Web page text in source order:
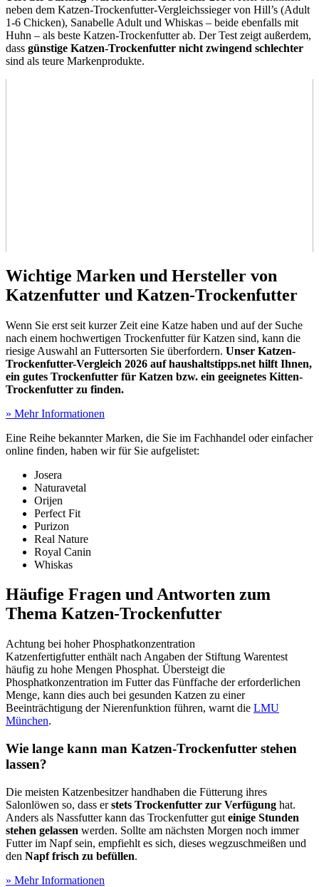
neben dem Katzen-Trockenfutter-Vergleichssieger von Hill’s (Adult
1-6 Chicken), Sanabelle Adult und Whiskas – beide ebenfalls mit
Huhn – als beste Katzen-Trockenfutter ab. Der Test zeigt außerdem,
dass günstige Katzen-Trockenfutter nicht zwingend schlechter
sind als teure Markenprodukte.
Wichtige Marken und Hersteller von
Katzenfutter und Katzen-Trockenfutter
Wenn Sie erst seit kurzer Zeit eine Katze haben und auf der Suche
nach einem hochwertigen Trockenfutter für Katzen sind, kann die
riesige Auswahl an Futtersorten Sie überfordern. Unser Katzen-
Trockenfutter-Vergleich 2026 auf haushaltstipps.net hilft Ihnen,
ein gutes Trockenfutter für Katzen bzw. ein geeignetes Kitten-
Trockenfutter zu finden.
» Mehr Informationen
Eine Reihe bekannter Marken, die Sie im Fachhandel oder einfacher
online finden, haben wir für Sie aufgelistet:
Josera
Naturavetal
Orijen
Perfect Fit
Purizon
Real Nature
Royal Canin
Whiskas
Häufige Fragen und Antworten zum
Thema Katzen-Trockenfutter
Achtung bei hoher Phosphatkonzentration
Katzenfertigfutter enthält nach Angaben der Stiftung Warentest
häufig zu hohe Mengen Phosphat. Übersteigt die
Phosphatkonzentration im Futter das Fünffache der erforderlichen
Menge, kann dies auch bei gesunden Katzen zu einer
Beeinträchtigung der Nierenfunktion führen, warnt die LMU
München.
Wie lange kann man Katzen-Trockenfutter stehen
lassen?
Die meisten Katzenbesitzer handhaben die Fütterung ihres
Salonlöwen so, dass erstets Trockenfutter zur Verfügung hat.
Anders als Nassfutter kann das Trockenfutter gut einige Stunden
stehen gelassen werden. Sollte am nächsten Morgen noch immer
Futter im Napf sein, empfiehlt es sich, dieses wegzuschmeißen und
den Napf frisch zu befüllen.
» Mehr Informationen